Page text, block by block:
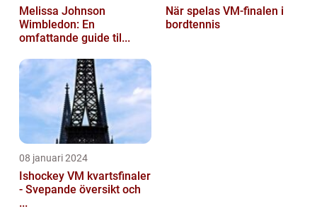
Melissa Johnson
Wimbledon: En
omfattande guide til...
När spelas VM-finalen i
bordtennis
08 januari 2024
Ishockey VM kvartsfinaler
- Svepande översikt och
...